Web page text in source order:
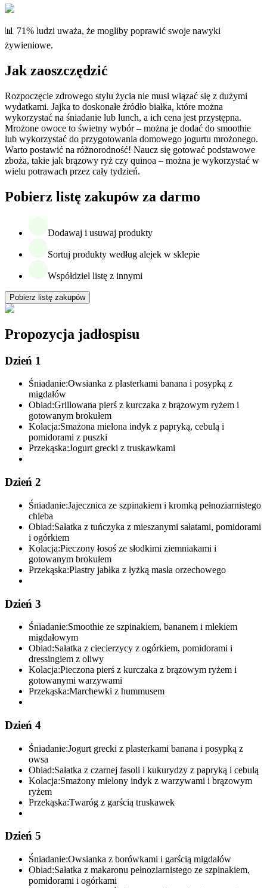
📊 71% ludzi uważa, że mogliby poprawić swoje nawyki
żywieniowe.
Jak zaoszczędzić
Rozpoczęcie zdrowego stylu życia nie musi wiązać się z dużymi
wydatkami. Jajka to doskonałe źródło białka, które można
wykorzystać na śniadanie lub lunch, a ich cena jest przystępna.
Mrożone owoce to świetny wybór – można je dodać do smoothie
lub wykorzystać do przygotowania domowego jogurtu mrożonego.
Warto postawić na różnorodność! Naucz się gotować podstawowe
zboża, takie jak brązowy ryż czy quinoa – można je wykorzystać w
wielu potrawach przez cały tydzień.
Pobierz listę zakupów za darmo
Dodawaj i usuwaj produkty
Sortuj produkty według alejek w sklepie
Współdziel listę z innymi
Pobierz listę zakupów
Propozycja jadłospisu
Dzień 1
Śniadanie:Owsianka z plasterkami banana i posypką z
migdałów
Obiad:Grillowana pierś z kurczaka z brązowym ryżem i
gotowanym brokułem
Kolacja:Smażona mielona indyk z papryką, cebulą i
pomidorami z puszki
Przekąska:Jogurt grecki z truskawkami
Dzień 2
Śniadanie:Jajecznica ze szpinakiem i kromką pełnoziarnistego
chleba
Obiad:Sałatka z tuńczyka z mieszanymi sałatami, pomidorami
i ogórkiem
Kolacja:Pieczony łosoś ze słodkimi ziemniakami i
gotowanym brokułem
Przekąska:Plastry jabłka z łyżką masła orzechowego
Dzień 3
Śniadanie:Smoothie ze szpinakiem, bananem i mlekiem
migdałowym
Obiad:Sałatka z ciecierzycy z ogórkiem, pomidorami i
dressingiem z oliwy
Kolacja:Pieczona pierś z kurczaka z brązowym ryżem i
gotowanymi warzywami
Przekąska:Marchewki z hummusem
Dzień 4
Śniadanie:Jogurt grecki z plasterkami banana i posypką z
owsa
Obiad:Sałatka z czarnej fasoli i kukurydzy z papryką i cebulą
Kolacja:Smażony mielony indyk z warzywami i brązowym
ryżem
Przekąska:Twaróg z garścią truskawek
Dzień 5
Śniadanie:Owsianka z borówkami i garścią migdałów
Obiad:Sałatka z makaronu pełnoziarnistego ze szpinakiem,
pomidorami i ogórkami